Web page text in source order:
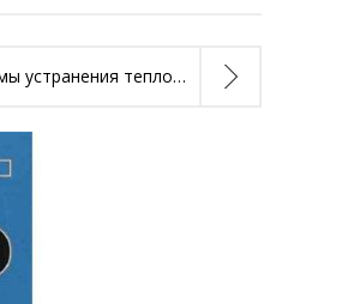
стресса в свиноводстве